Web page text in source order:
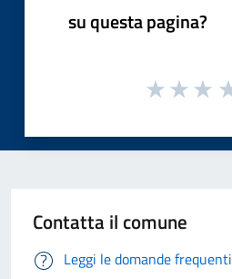
su questa pagina?
Contatta il comune
Leggi le domande frequenti